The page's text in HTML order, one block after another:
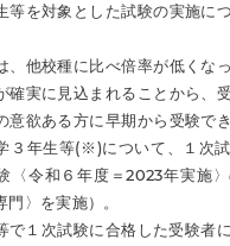
を対象とした試験の実施に
、他校種に比べ倍率が低くな
確実に見込まれることから、
意欲ある方に早期から受験で
３年生等(※)について、１次
〈令和６年度＝2023年実施
〉を実施）。
で１次試験に合格した受験者